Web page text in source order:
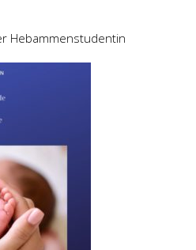
Hebammenstudentin